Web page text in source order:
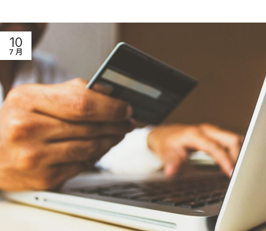
10
7 月